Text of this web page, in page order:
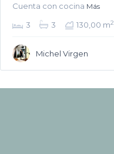
Cuenta con cocina Más
3 3 130,00 m2
Michel Virgen